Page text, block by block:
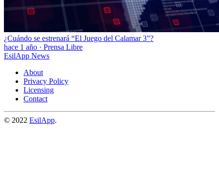
¿Cuándo se estrenará “El Juego del Calamar 3”?
hace 1 año · Prensa Libre
EsilApp News
About
Privacy Policy
Licensing
Contact
© 2022 EsilApp.